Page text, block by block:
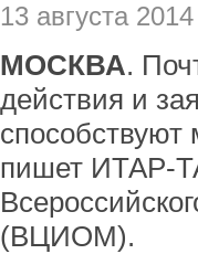
13 августа
МОСКВА.
действия и
пишет ИТАР-
(ВЦИОМ).